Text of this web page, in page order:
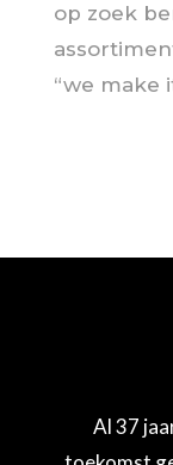
op zoek
“we make
Al 37